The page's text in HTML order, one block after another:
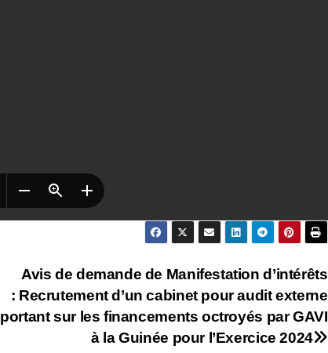
Avis de demande de Manifestation d’intérêts
: Recrutement d’un cabinet pour audit externe
portant sur les financements octroyés par GAVI
à la Guinée pour l’Exercice 2024